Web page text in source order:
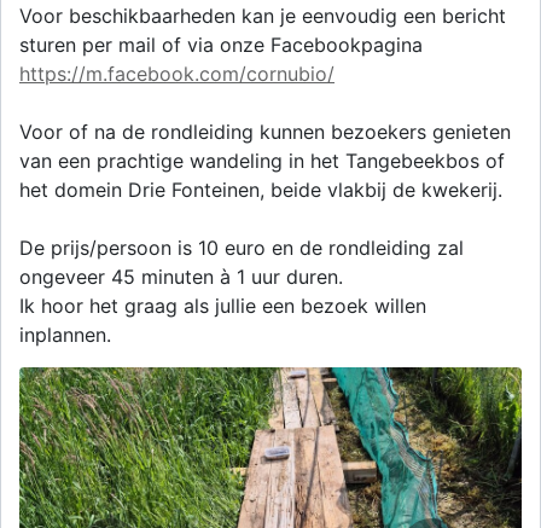
Voor beschikbaarheden kan je eenvoudig een bericht
sturen per mail of via onze Facebookpagina
https://m.facebook.com/cornubio/
Voor of na de rondleiding kunnen bezoekers genieten
van een prachtige wandeling in het Tangebeekbos of
het domein Drie Fonteinen, beide vlakbij de kwekerij.
De prijs/persoon is 10 euro en de rondleiding zal
ongeveer 45 minuten à 1 uur duren.
Ik hoor het graag als jullie een bezoek willen
inplannen.